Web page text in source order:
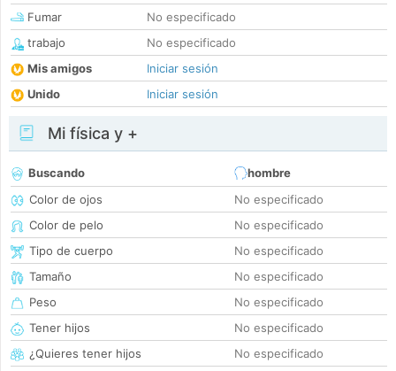
Fumar
No especificado
trabajo
No especificado
Mis amigos
Iniciar sesión
Unido
Iniciar sesión
Mi física y +
Buscando
hombre
Color de ojos
No especificado
Color de pelo
No especificado
Tipo de cuerpo
No especificado
Tamaño
No especificado
Peso
No especificado
Tener hijos
No especificado
¿Quieres tener hijos
No especificado